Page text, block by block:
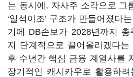
는 동시에, 자사주 소각으로 그
‘일석이조’ 구조가 만들어졌다
기에 DB손보가 2028년까지 총
지 단계적으로 끌어올리겠다
후 수년간 핵심 금융 계열사를
장기적인 캐시카우로 활용하